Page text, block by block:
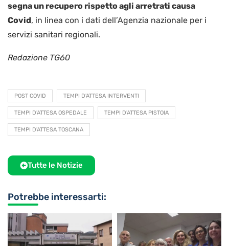
segna un recupero rispetto agli arretrati causa
Covid, in linea con i dati dell’Agenzia nazionale per i
servizi sanitari regionali.
Redazione TG60
POST COVID TEMPI D'ATTESA INTERVENTI
TEMPI D'ATTESA OSPEDALE TEMPI D'ATTESA PISTOIA
TEMPI D'ATTESA TOSCANA
Tutte le Notizie
Potrebbe interessarti: